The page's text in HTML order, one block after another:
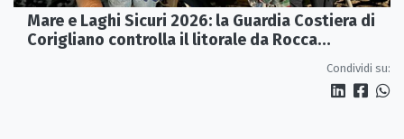
Mare e Laghi Sicuri 2026: la Guardia Costiera di
Corigliano controlla il litorale da Rocca
Condividi su: